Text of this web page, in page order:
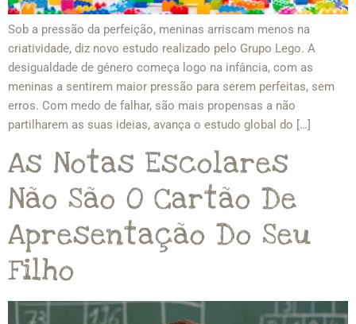
Sob a pressão da perfeição, meninas arriscam menos na
criatividade, diz novo estudo realizado pelo Grupo Lego. A
desigualdade de género começa logo na infância, com as
meninas a sentirem maior pressão para serem perfeitas, sem
erros. Com medo de falhar, são mais propensas a não
partilharem as suas ideias, avança o estudo global do […]
As Notas Escolares
Não São O Cartão De
Apresentação Do Seu
Filho